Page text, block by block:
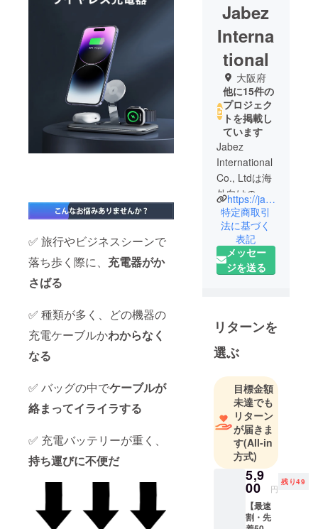
✅ 旅行やビジネスシーンで
落ち歩く際に、 充電器がか
さばる
✅ 種類が多く、どの機器の
充電ケーブルかわからなく
なる
✅ バッグの中でケーブルが
絡まってイライラする
✅ 充電バッテリーが重く、
持ち運びに不便だ
Jabez
Interna
tional
大阪府
他に15件の
プロジェク
トを掲載し
ています
Jabez
International
Co., Ltdは海
外向けの貿
易業務を主
に行ってい
ます。海外
の良い製品
を日本に輸
お客様によ
り良いもの
を提供して
指しており
ます。 そし
て現在、日
本国内での
販売・販路
拡大の為
に、各種認
証の取得及
びクラウド
ファンディ
https://jabezkr.imweb.me/
特定商取引
法に基づく
表記
メッセー
ジを送る
リターンを
選ぶ
目標金額
未達でも
リターン
が届きま
す(All-in
方式)
5,9
00 円
残り49
【最速
割・先